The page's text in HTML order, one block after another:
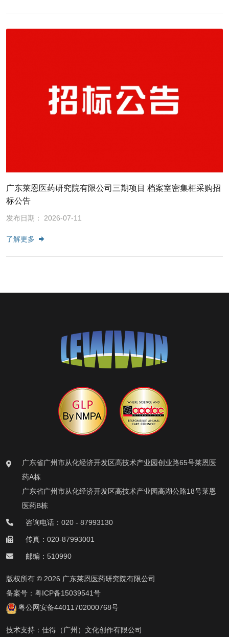
广东莱恩医药研究院有限公司三期项目 档案室密集柜采购招
标公告
发布日期： 2026-07-11
了解更多
广东省广州市从化经济开发区高技术产业园创业路65号莱恩医
药A栋
广东省广州市从化经济开发区高技术产业园高湖公路18号莱恩
医药B栋
咨询电话：020 - 87993130
传真：020-87993001
邮编：510990
版权所有 © 2026 广东莱恩医药研究院有限公司
备案号： 粤ICP备15039541号
粤公网安备44011702000768号
技术支持： 佳得（广州）文化创作有限公司